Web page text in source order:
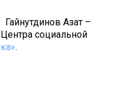
Азат –
социальной
.